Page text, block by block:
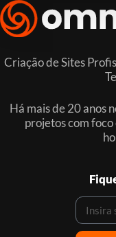
Criação de Sites
Há mais de 20 anos
projetos com